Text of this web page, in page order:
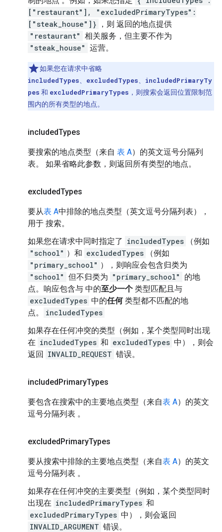
["restaurant"], "excludedPrimaryTypes":
["steak_house"]}
，则 返回的地点提供
"restaurant" 相关服务，但主要不作为
"steak_house" 运营。
如果您在请求中省略
includedTypes
excludedTypes
includedPrimaryTy
pes 和 excludedPrimaryTypes ，则搜索会返回位置限制范
围内的所有类型的地点。
includedTypes
要搜索的地点类型（来自 表 A）的英文逗号分隔列
表。 如果省略此参数，则返回所有类型的地点。
excludedTypes
要从表 A中排除的地点类型（英文逗号分隔列表），
用于 搜索。
如果您在请求中同时指定了 includedTypes
（例如
"school" ）和 excludedTypes
（例如
"primary_school" ），则响应会包含归类为
"school" 但不归类为 "primary_school"
的地
点。响应包含与 中的至少一个 类型匹配且与
excludedTypes 中的任何类型都不匹配的地
点。
includedTypes
如果存在任何冲突的类型（例如，某个类型同时出现
在 includedTypes 和 excludedTypes 中），则会
返回 INVALID_REQUEST 错误。
includedPrimaryTypes
要包含在搜索中的主要地点类型（来自表 A）的英文
逗号分隔列表 。
excludedPrimaryTypes
要从搜索中排除的主要地点类型（来自表 A）的英文
逗号分隔列表 。
如果存在任何冲突的主要类型（例如，某个类型同时
出现在 includedPrimaryTypes 和
excludedPrimaryTypes 中），则会返回
INVALID_ARGUMENT 错误。